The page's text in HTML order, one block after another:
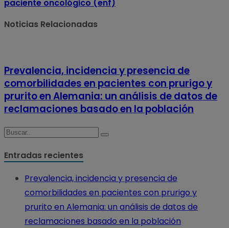
paciente oncológico (enf)
Noticias Relacionadas
Prevalencia, incidencia y presencia de
comorbilidades en pacientes con prurigo y
prurito en Alemania: un análisis de datos de
reclamaciones basado en la población
Entradas recientes
Prevalencia, incidencia y presencia de
comorbilidades en pacientes con prurigo y
prurito en Alemania: un análisis de datos de
reclamaciones basado en la población